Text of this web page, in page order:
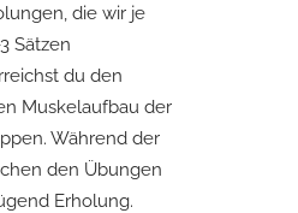
die wir je
Sätzen
du den
Muskelaufbau der
Während der
den Übungen
Erholung.